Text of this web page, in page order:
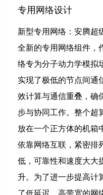
专用网络设计
新型专用网络：安腾超
全新的专用网络组件，
络专为分子动力学模拟
实现了极低的节点间通
效计算与通信重叠，确
步与协同工作。整个超
放在一个正方体的机箱
依靠网络互联，紧密排
低，可靠性和速度大大
升。为了进一步提高计
了低延迟、高带宽的网